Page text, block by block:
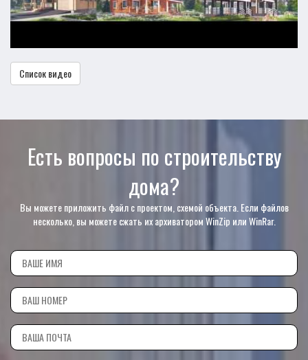
Список видео
Есть вопросы по строительству
дома?
Вы можете приложить файл с проектом, схемой объекта. Если файлов
несколько, вы можете сжать их архиватором WinZip или WinRar.